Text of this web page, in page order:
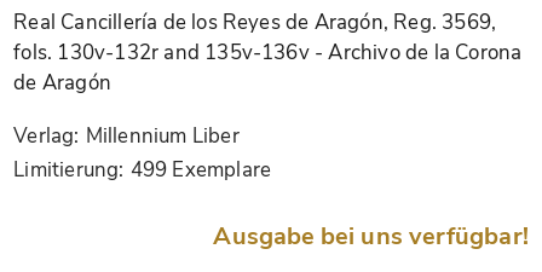
Real Cancillería de los Reyes de Aragón, Reg. 3569,
fols. 130v-132r and 135v-136v - Archivo de la Corona
de Aragón
Verlag: Millennium Liber
Limitierung: 499 Exemplare
Ausgabe bei uns verfügbar!